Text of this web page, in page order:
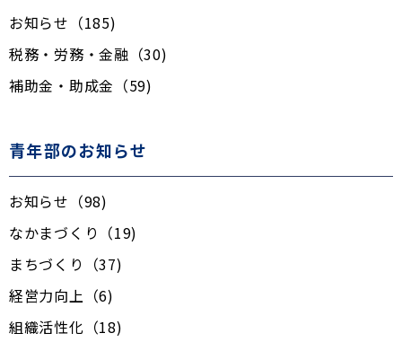
お知らせ（185)
税務・労務・金融（30)
補助金・助成金（59)
青年部のお知らせ
お知らせ（98)
なかまづくり（19)
まちづくり（37)
経営力向上（6)
組織活性化（18)